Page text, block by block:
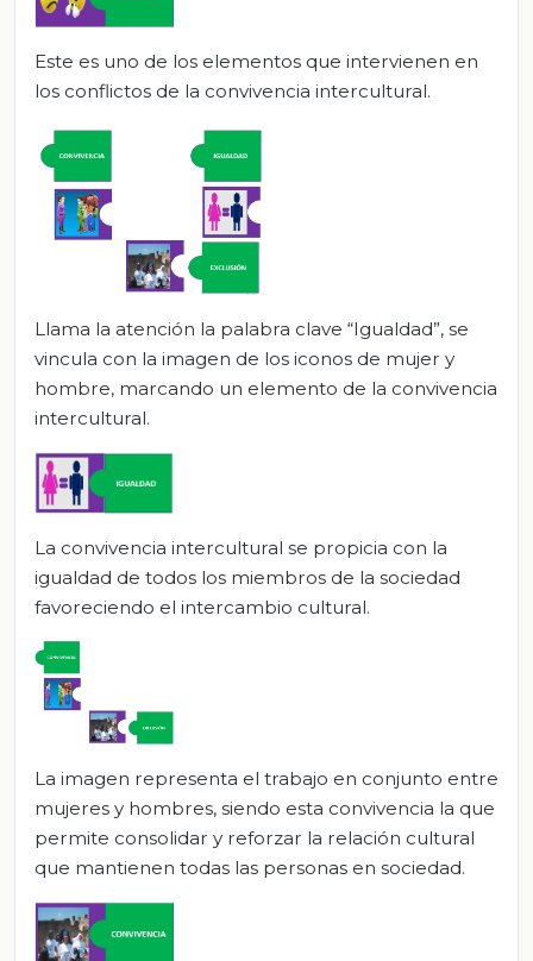
Este es uno de los elementos que intervienen en
los conflictos de la convivencia intercultural.
Llama la atención la palabra clave “Igualdad”, se
vincula con la imagen de los iconos de mujer y
hombre, marcando un elemento de la convivencia
intercultural.
La convivencia intercultural se propicia con la
igualdad de todos los miembros de la sociedad
favoreciendo el intercambio cultural.
La imagen representa el trabajo en conjunto entre
mujeres y hombres, siendo esta convivencia la que
permite consolidar y reforzar la relación cultural
que mantienen todas las personas en sociedad.